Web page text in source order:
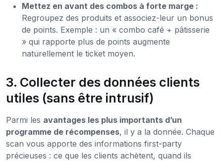
Mettez en avant des combos à forte marge :
Regroupez des produits et associez-leur un bonus
de points. Exemple : un « combo café + pâtisserie
» qui rapporte plus de points augmente
naturellement le ticket moyen.
3. Collecter des données clients
utiles (sans être intrusif)
Parmi les avantages les plus importants d’un
programme de récompenses, il y a la donnée. Chaque
scan vous apporte des informations first-party
précieuses : ce que les clients achètent, quand ils